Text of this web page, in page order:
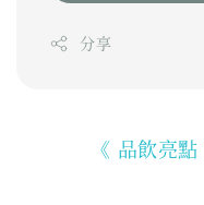
分享
《 品飲亮點